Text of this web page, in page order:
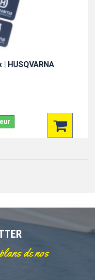
HUSQVARNA
de nos